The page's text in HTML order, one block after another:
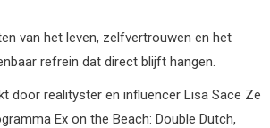
van het leven, zelfvertrouwen en het
refrein dat direct blijft hangen.
door realityster en influencer Lisa Sace Ze
Ex on the Beach: Double Dutch,